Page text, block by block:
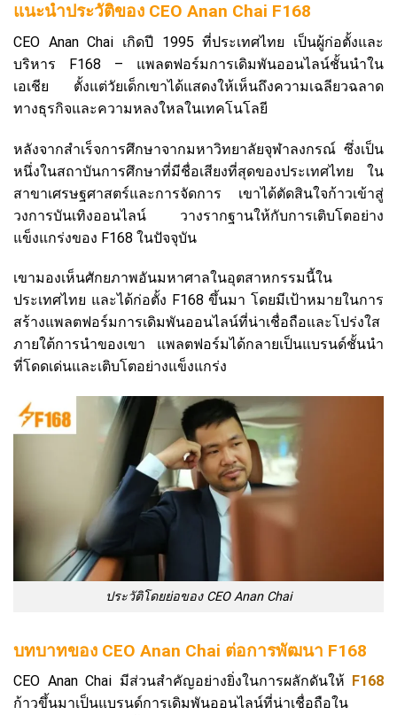
แนะนำประวัติของ CEO Anan Chai F168
CEO Anan Chai เกิดปี 1995 ที่ประเทศไทย เป็นผู้ก่อตั้งและ
บริหาร F168 – แพลตฟอร์มการเดิมพันออนไลน์ชั้นนำใน
เอเชีย ตั้งแต่วัยเด็กเขาได้แสดงให้เห็นถึงความเฉลียวฉลาด
ทางธุรกิจและความหลงใหลในเทคโนโลยี
หลังจากสำเร็จการศึกษาจากมหาวิทยาลัยจุฬาลงกรณ์ ซึ่งเป็น
หนึ่งในสถาบันการศึกษาที่มีชื่อเสียงที่สุดของประเทศไทย ใน
สาขาเศรษฐศาสตร์และการจัดการ เขาได้ตัดสินใจก้าวเข้าสู่
วงการบันเทิงออนไลน์ วางรากฐานให้กับการเติบโตอย่าง
แข็งแกร่งของ F168 ในปัจจุบัน
เขามองเห็นศักยภาพอันมหาศาลในอุตสาหกรรมนี้ใน
ประเทศไทย และได้ก่อตั้ง F168 ขึ้นมา โดยมีเป้าหมายในการ
สร้างแพลตฟอร์มการเดิมพันออนไลน์ที่น่าเชื่อถือและโปร่งใส
ภายใต้การนำของเขา แพลตฟอร์มได้กลายเป็นแบรนด์ชั้นนำ
ที่โดดเด่นและเติบโตอย่างแข็งแกร่ง
ประวัติโดยย่อของ CEO Anan Chai
บทบาทของ CEO Anan Chai ต่อการพัฒนา F168
CEO Anan Chai มีส่วนสำคัญอย่างยิ่งในการผลักดันให้
F168
ก้าวขึ้นมาเป็นแบรนด์การเดิมพันออนไลน์ที่น่าเชื่อถือใน